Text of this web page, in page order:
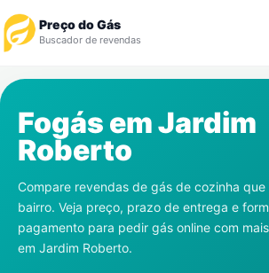
Preço do Gás
Buscador de revendas
Revendedor
Notícias
Cadastre-se
Fogás emJardim
Roberto
Compare revendas de gás de cozinha que
bairro. Veja preço, prazo de entrega e
pagamento para pedir gás online com
em Jardim Roberto.